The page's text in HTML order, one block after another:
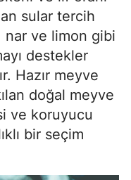
sular tercih
nar ve limon gibi
destekler
Hazır meyve
doğal meyve
ve koruyucu
bir seçim